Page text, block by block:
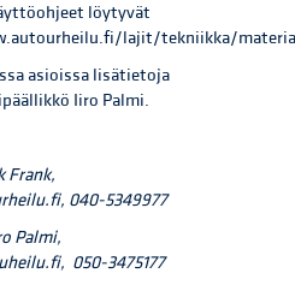
löytyvät
lajit/tekniikka/
asioissa lisätietoja
Iiro Palmi.
Frank,
040-5349977
Palmi,
050-3475177